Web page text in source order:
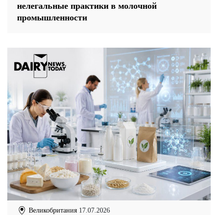
нелегальные практики в молочной
промышленности
Великобритания 17.07.2026